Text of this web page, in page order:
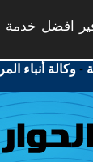
افضل خدمة
-وكالة أنباء